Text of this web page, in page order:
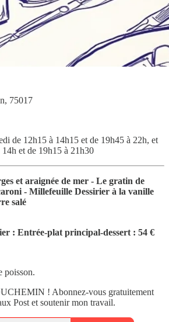
75017
de 12h15 à 14h15 et de 19h45 à 22h, et
et de 19h15 à 21h30
et araignée de mer - Le gratin de
- Millefeuille Dessirier à la vanille
salé
: Entrée-plat principal-dessert : 54 €
poisson.
! Abonnez-vous gratuitement
Post et soutenir mon travail.